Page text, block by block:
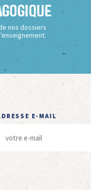
nos dossiers
E-MAIL